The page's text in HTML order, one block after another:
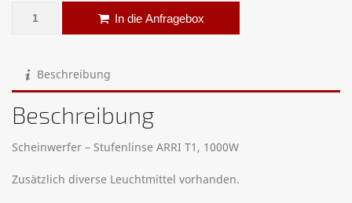
Scheinwerfer - Stufenlinse ARRI T1, 1000W Menge
In die Anfragebox
Beschreibung
Beschreibung
Scheinwerfer – Stufenlinse ARRI T1, 1000W
Zusätzlich diverse Leuchtmittel vorhanden.